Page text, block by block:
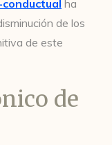
ha
de los
de este
de